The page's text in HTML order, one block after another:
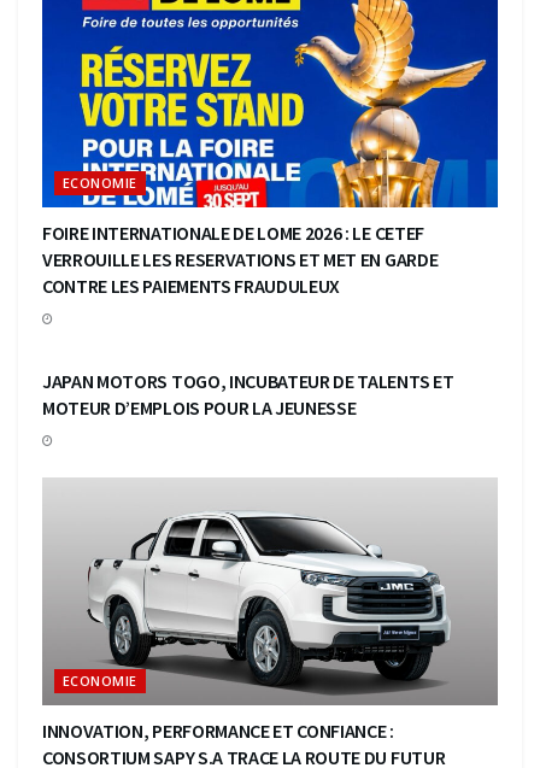
ECONOMIE
FOIRE INTERNATIONALE DE LOME 2026 : LE CETEF
VERROUILLE LES RESERVATIONS ET MET EN GARDE
CONTRE LES PAIEMENTS FRAUDULEUX
JAPAN MOTORS TOGO, INCUBATEUR DE TALENTS ET
MOTEUR D’EMPLOIS POUR LA JEUNESSE
ECONOMIE
INNOVATION, PERFORMANCE ET CONFIANCE :
CONSORTIUM SAPY S.A TRACE LA ROUTE DU FUTUR